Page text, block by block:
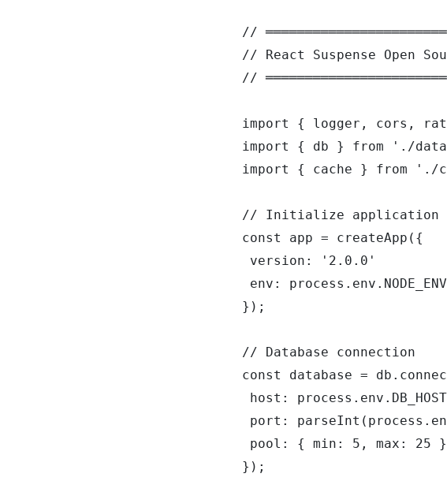
//
// React Suspense Open
//
import { logger, cors,
import { db } from './
import { cache } from './
// Initialize application
const app = createApp({
version: '2.0.0'
env:
});
// Database connection
const database =
host:
port:
pool: { min: 5, max: 25 }
});